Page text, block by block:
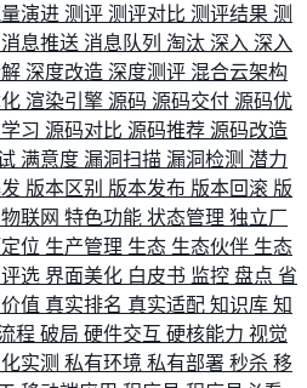
演进 测评 测评对比 测评结果 测
消息推送 消息队列 淘汰 深入 深入
深度改造 深度测评 混合云架构
渲染引擎 源码 源码交付 源码优
习 源码对比 源码推荐 源码改造
满意度 漏洞扫描 漏洞检测 潜力
版本区别 版本发布 版本回滚 版
物联网 特色功能 状态管理 独立厂
位 生产管理 生态 生态伙伴 生态
选 界面美化 白皮书 监控 盘点 省
值 真实排名 真实适配 知识库 知
程 破局 硬件交互 硬核能力 视觉
实测 私有环境 私有部署 秒杀 移